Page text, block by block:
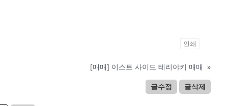
인쇄
[매매] 이스트 사이드 테리야키 매매 »
글수정 글삭제